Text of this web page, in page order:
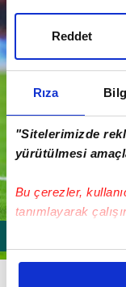
Rıza
"Sitelerimizde
yürütülmesi
Bu çerezler,
tanımlayarak
Bu çerezlere izin
Reddet
Bu gelişmelerin